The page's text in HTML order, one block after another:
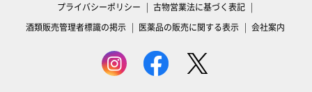
プライバシーポリシー
古物営業法に基づく表記
酒類販売管理者標識の掲示
医薬品の販売に関する表示 会社案内